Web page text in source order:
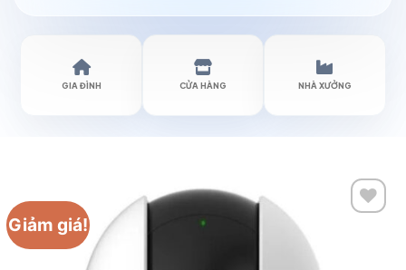
GIA ĐÌNH CỬA HÀNG NHÀ XƯỞNG
Giảm giá!